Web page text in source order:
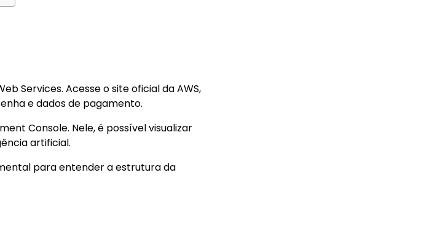
Services. Acesse o site oficial da AWS,
e dados de pagamento.
Console. Nele, é possível visualizar
artificial.
para entender a estrutura da